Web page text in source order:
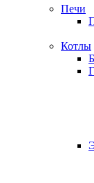
Печи
Котлы